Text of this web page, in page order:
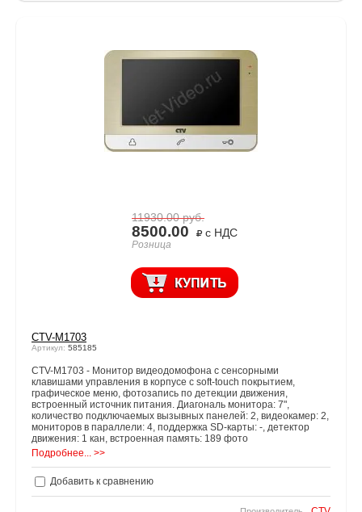
11930.00руб.
8500.00 с НДС
Розница
CTV-M1703
Артикул: 585185
CTV-M1703 - Монитор видеодомофона с сенсорными
клавишами управления в корпусе с soft-touch покрытием,
графическое меню, фотозапись по детекции движения,
встроенный источник питания. Диагональ монитора: 7",
количество подключаемых вызывных панелей: 2, видеокамер: 2,
мониторов в параллели: 4, поддержка SD-карты: -, детектор
движения: 1 кан, встроенная память: 189 фото
Подробнее... >>
Добавить к сравнению